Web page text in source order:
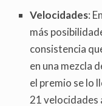
Velocidades:
más
consistencia
en una mezcla
el premio se lo
21 velocidades